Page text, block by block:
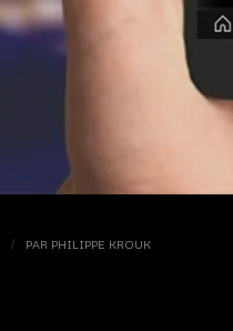
/ PAR PHILIPPE KROUK